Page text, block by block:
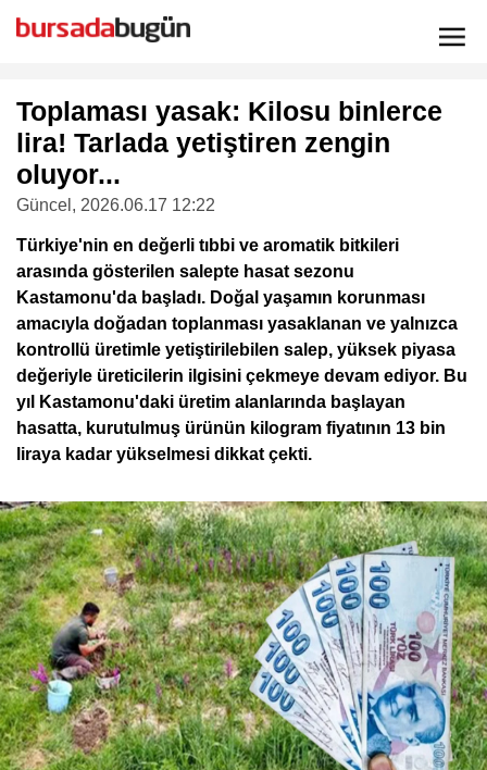
Toplaması yasak: Kilosu binlerce
lira! Tarlada yetiştiren zengin
oluyor...
Güncel , 2026.06.17 12:22
Türkiye'nin en değerli tıbbi ve aromatik bitkileri
arasında gösterilen salepte hasat sezonu
Kastamonu'da başladı. Doğal yaşamın korunması
amacıyla doğadan toplanması yasaklanan ve yalnızca
kontrollü üretimle yetiştirilebilen salep, yüksek piyasa
değeriyle üreticilerin ilgisini çekmeye devam ediyor. Bu
yıl Kastamonu'daki üretim alanlarında başlayan
hasatta, kurutulmuş ürünün kilogram fiyatının 13 bin
liraya kadar yükselmesi dikkat çekti.